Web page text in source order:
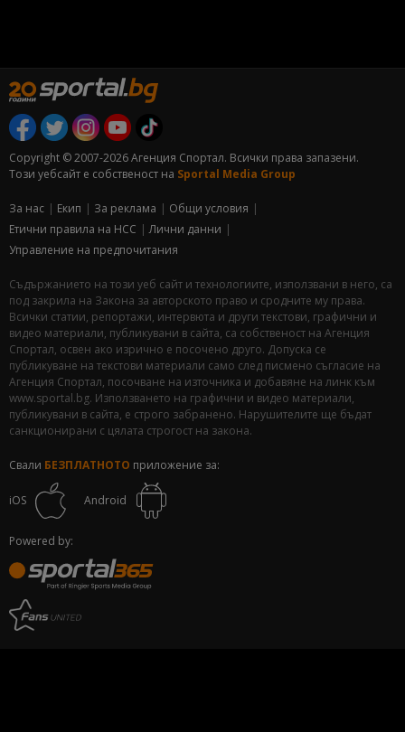
Copyright © 2007-2026 Агенция Спортал. Всички права запазени.
Този уебсайт е собственост на Sportal Media Group
За нас Екип За рекламa
Общи условия
Етични правила на НСС
Лични данни
Управление на предпочитания
Съдържанието на този уеб сайт и технологиите, използвани в него, са
под закрила на Закона за авторското право и сродните му права.
Всички статии, репортажи, интервюта и други текстови, графични и
видео материали, публикувани в сайта, са собственост на Агенция
Спортал, освен ако изрично е посочено друго. Допуска се
публикуване на текстови материали само след писмено съгласие на
Агенция Спортал, посочване на източника и добавяне на линк към
www.sportal.bg. Използването на графични и видео материали,
публикувани в сайта, е строго забранено. Нарушителите ще бъдат
санкционирани с цялата строгост на закона.
Свали БЕЗПЛАТНОТО приложение за:
iOS Android
Powered by: